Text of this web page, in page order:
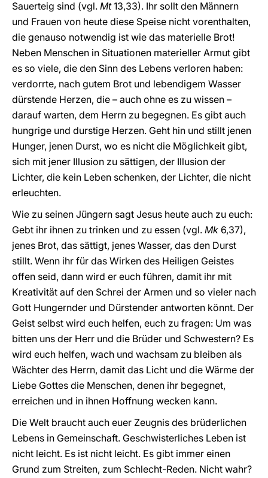
Sauerteig sind (vgl. Mt13,33). Ihr sollt den Männern
und Frauen von heute diese Speise nicht vorenthalten,
die genauso notwendig ist wie das materielle Brot!
Neben Menschen in Situationen materieller Armut gibt
es so viele, die den Sinn des Lebens verloren haben:
verdorrte, nach gutem Brot und lebendigem Wasser
dürstende Herzen, die – auch ohne es zu wissen –
darauf warten, dem Herrn zu begegnen. Es gibt auch
hungrige und durstige Herzen. Geht hin und stillt jenen
Hunger, jenen Durst, wo es nicht die Möglichkeit gibt,
sich mit jener Illusion zu sättigen, der Illusion der
Lichter, die kein Leben schenken, der Lichter, die nicht
erleuchten.
Wie zu seinen Jüngern sagt Jesus heute auch zu euch:
Gebt ihr ihnen zu trinken und zu essen (vgl. Mk 6,37),
jenes Brot, das sättigt, jenes Wasser, das den Durst
stillt. Wenn ihr für das Wirken des Heiligen Geistes
offen seid, dann wird er euch führen, damit ihr mit
Kreativität auf den Schrei der Armen und so vieler nach
Gott Hungernder und Dürstender antworten könnt. Der
Geist selbst wird euch helfen, euch zu fragen: Um was
bitten uns der Herr und die Brüder und Schwestern? Es
wird euch helfen, wach und wachsam zu bleiben als
Wächter des Herrn, damit das Licht und die Wärme der
Liebe Gottes die Menschen, denen ihr begegnet,
erreichen und in ihnen Hoffnung wecken kann.
Die Welt braucht auch euer Zeugnis des brüderlichen
Lebens in Gemeinschaft. Geschwisterliches Leben ist
nicht leicht. Es ist nicht leicht. Es gibt immer einen
Grund zum Streiten, zum Schlecht-Reden. Nicht wahr?